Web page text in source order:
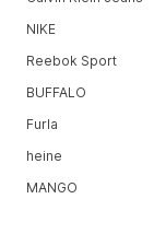
NIKE
Reebok Sport
BUFFALO
Furla
heine
MANGO